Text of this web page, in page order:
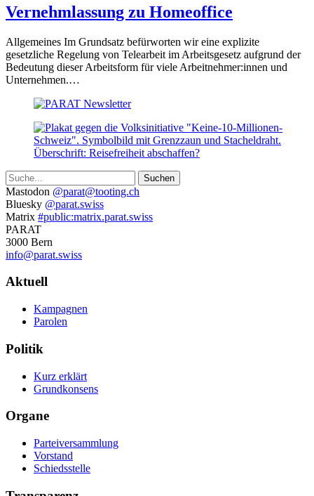
Vernehmlassung zu Homeoffice
2024)
Allgemeines Im Grundsatz befürworten wir eine explizite
gesetzliche Regelung von Telearbeit im Arbeitsgesetz aufgrund der
Bedeutung dieser Arbeitsform für viele Arbeitnehmer:innen und
Unternehmen.…
Suche
Weitere
Informationen
Mastodon @parat@tooting.ch
Bluesky @parat.swiss
Matrix #public:matrix.parat.swiss
PARAT
3000 Bern
info@parat.swiss
Navigation
Aktuell
Kampagnen
Parolen
Politik
Kurz erklärt
Grundkonsens
Organe
Parteiversammlung
Vorstand
Schiedsstelle